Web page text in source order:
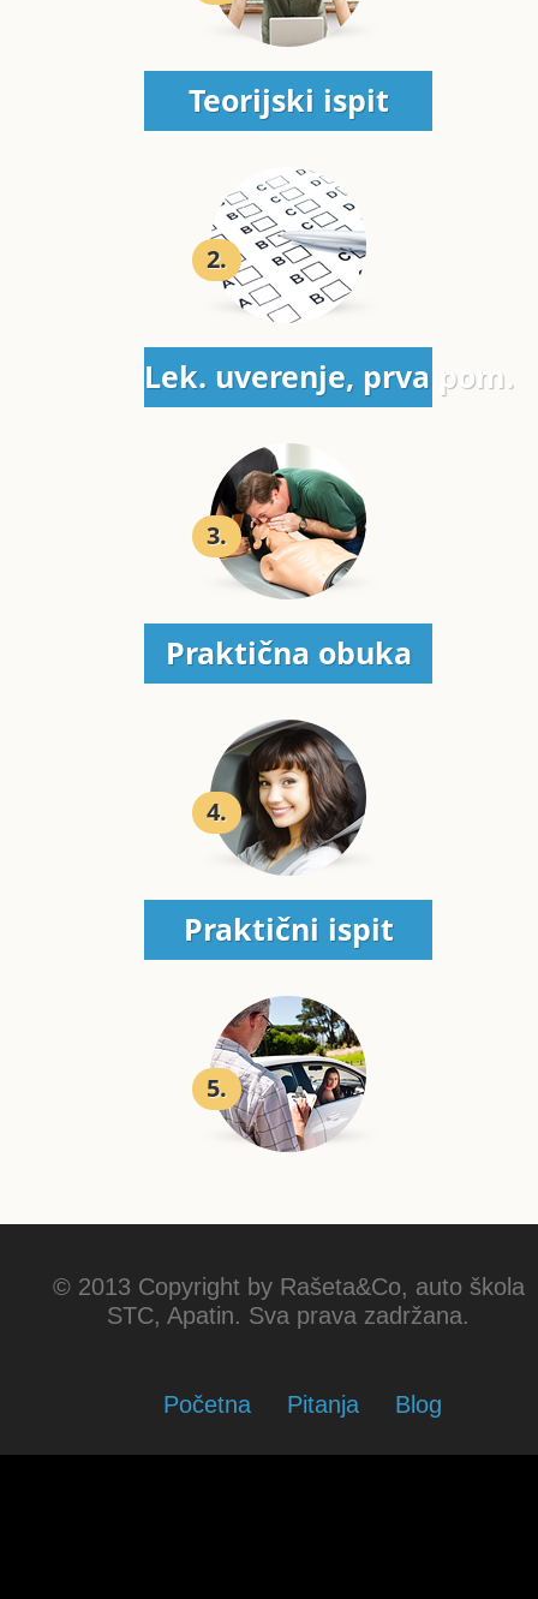
Teorijski ispit
2.
Lek. uverenje, prva pom.
3.
Praktična obuka
4.
Praktični ispit
5.
© 2013 Copyright by Rašeta&Co, auto škola
STC, Apatin. Sva prava zadržana.
Početna Pitanja Blog